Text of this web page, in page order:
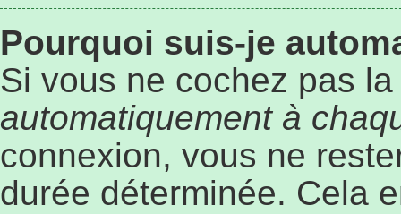
Pourquoi suis-je
Si vous ne cochez pas
automatiquement à
connexion, vous ne
durée déterminée. Cela